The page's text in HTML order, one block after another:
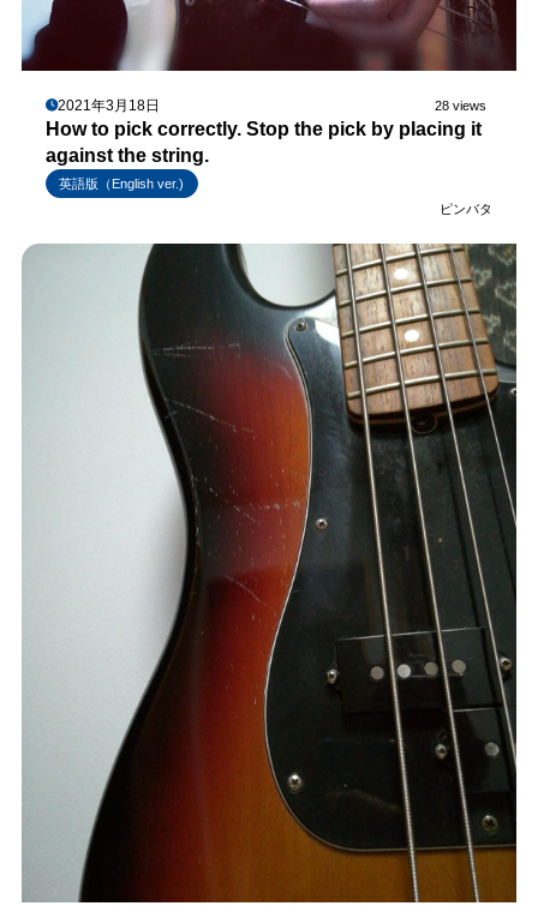
2021年3月18日 28 views
How to pick correctly. Stop the pick by placing it
against the string.
英語版（English ver.)
ピンバタ